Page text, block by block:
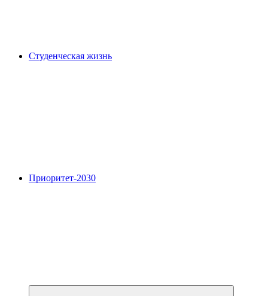
Студенческая жизнь
Приоритет-2030